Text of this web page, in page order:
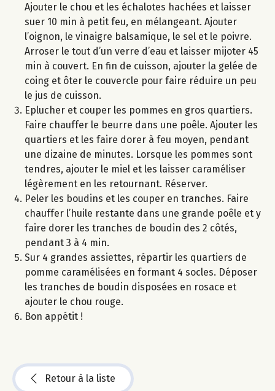
Ajouter le chou et les échalotes hachées et laisser
suer 10 min à petit feu, en mélangeant. Ajouter
l’oignon, le vinaigre balsamique, le sel et le poivre.
Arroser le tout d’un verre d’eau et laisser mijoter 45
min à couvert. En fin de cuisson, ajouter la gelée de
coing et ôter le couvercle pour faire réduire un peu
le jus de cuisson.
Eplucher et couper les pommes en gros quartiers.
Faire chauffer le beurre dans une poêle. Ajouter les
quartiers et les faire dorer à feu moyen, pendant
une dizaine de minutes. Lorsque les pommes sont
tendres, ajouter le miel et les laisser caraméliser
légèrement en les retournant. Réserver.
Peler les boudins et les couper en tranches. Faire
chauffer l’huile restante dans une grande poêle et y
faire dorer les tranches de boudin des 2 côtés,
pendant 3 à 4 min.
Sur 4 grandes assiettes, répartir les quartiers de
pomme caramélisées en formant 4 socles. Déposer
les tranches de boudin disposées en rosace et
ajouter le chou rouge.
Bon appétit !
Retour à la liste